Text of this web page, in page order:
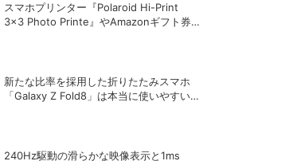
スマホプリンター『Polaroid Hi-Print
3×3 Photo Printe』やAmazonギフト券
新たな比率を採用した折りたたみスマホ
「Galaxy Z Fold8」は本当に使いやすい
240Hz駆動の滑らかな映像表示と1ms